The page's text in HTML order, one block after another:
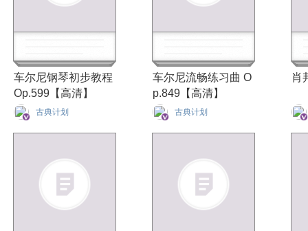
车尔尼钢琴初步教程
Op.599【高清】
古典计划
车尔尼流畅练习曲 O
p.849【高清】
古典计划
肖